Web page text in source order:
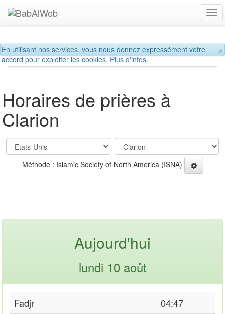
×
En utilisant nos services, vous nous donnez expressément votre
accord pour exploiter les cookies.Plus d'infos.
Horaires de prières à
Clarion
Méthode : Islamic Society of North America (ISNA)
Aujourd'hui
lundi 10 août
Fadjr
04:47